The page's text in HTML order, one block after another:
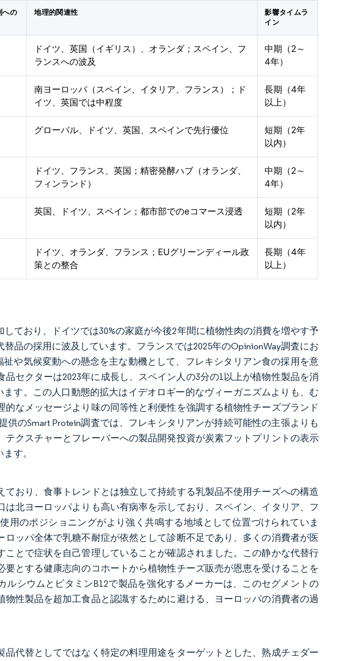
への
地理的関連性
影響タイムラ
イン
ドイツ、英国（イギリス）、オランダ；スペイン、フ
ランスへの波及
中期（2～
4年）
南ヨーロッパ（スペイン、イタリア、フランス）；ド
イツ、英国では中程度
長期（4年
以上）
グローバル、ドイツ、英国、スペインで先行優位
短期（2年
以内）
ドイツ、フランス、英国；精密発酵ハブ（オランダ、
フィンランド）
中期（2～
4年）
英国、ドイツ、スペイン；都市部でのeコマース浸透
短期（2年
以内）
ドイツ、オランダ、フランス；EUグリーンディール政
策との整合
長期（4年
以上）
ており、ドイツでは30%の家庭が今後2年間に植物性肉の消費を増やす予
品の採用に波及しています。フランスでは2025年のOpinionWay調査にお
や気候変動への懸念を主な動機として、フレキシタリアン食の採用を意
セクターは2023年に成長し、スペイン人の3分の1以上が植物性製品を消
す。この人口動態的拡大はイデオロギー的なヴィーガニズムよりも、む
なメッセージより味の同等性と利便性を強調する植物性チーズブランド
のSmart Protein調査では、フレキシタリアンが持続可能性の主張よりも
クスチャーとフレーバーへの製品開発投資が炭素フットプリントの表示
す。
おり、食事トレンドとは独立して持続する乳製品不使用チーズへの構造
北ヨーロッパよりも高い有病率を示しており、スペイン、イタリア、フ
用のポジショニングがより強く共鳴する地域として位置づけられていま
ッパ全体で乳糖不耐症が依然として診断不足であり、多くの消費者が医
とで症状を自己管理していることが確認されました。この静かな代替行
とする健康志向のコホートから植物性チーズ販売が恩恵を受けることを
シウムとビタミンB12で製品を強化するメーカーは、このセグメントの
性製品を超加工食品と認識するために避ける、ヨーロッパの消費者の過
代替としてではなく特定の料理用途をターゲットとした、熟成チェダー